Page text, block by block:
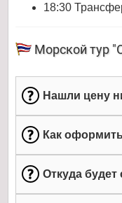
18:30
Морской тур
Нашли цену
Как
Откуда будет